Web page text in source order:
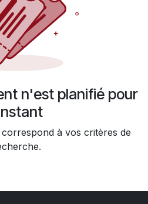
n'est planifié pour
à vos critères de